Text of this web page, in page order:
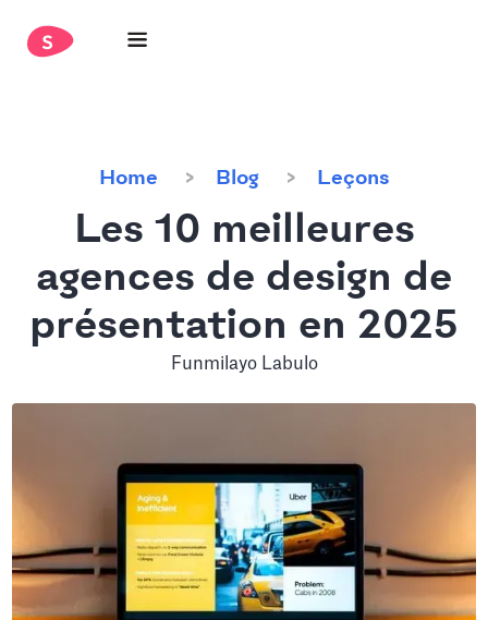
Home Blog Leçons
Les 10 meilleures
agences de design de
présentation en 2025
Funmilayo Labulo